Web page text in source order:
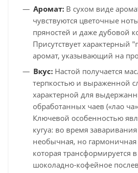
Аромат: В сухом виде
чувствуются цветочные
пряностей и даже дубовой
Присутствует характерный
аромат, указывающий на
Вкус: Настой получается
терпкостью и выраженной
характерной для
обработанных чаев («лао
Ключевой особенностью
кугуа: во время
необычная, но гармоничная
которая трансформируется
шоколадно-кофейное